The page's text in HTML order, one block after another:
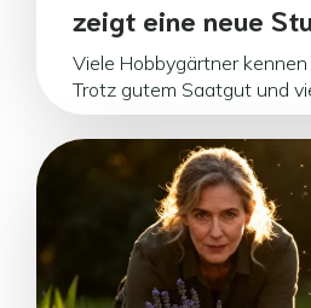
zeigt eine neue
Viele Hobbygärtner kennen
Trotz gutem Saatgut und